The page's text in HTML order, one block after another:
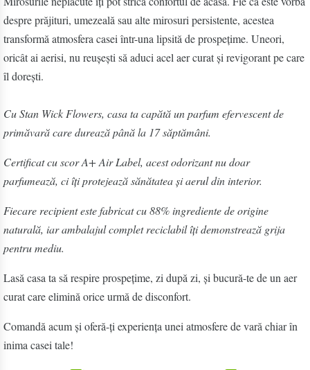
despre prăjituri, umezeală sau alte mirosuri persistente, acestea
transformă atmosfera casei într-una lipsită de prospețime. Uneori,
oricât ai aerisi, nu reușești să aduci acel aer curat și revigorant pe care
îl dorești.
Cu Stan Wick Flowers, casa ta capătă un parfum efervescent de
primăvară care durează până la 17 săptămâni.
Certificat cu scor A+ Air Label, acest odorizant nu doar
parfumează, ci îți protejează sănătatea și aerul din interior.
Fiecare recipient este fabricat cu 88% ingrediente de origine
naturală, iar ambalajul complet reciclabil îți demonstrează grija
pentru mediu.
Lasă casa ta să respire prospețime, zi după zi, și bucură-te de un aer
curat care elimină orice urmă de disconfort.
Comandă acum și oferă-ți experiența unei atmosfere de vară chiar în
inima casei tale!